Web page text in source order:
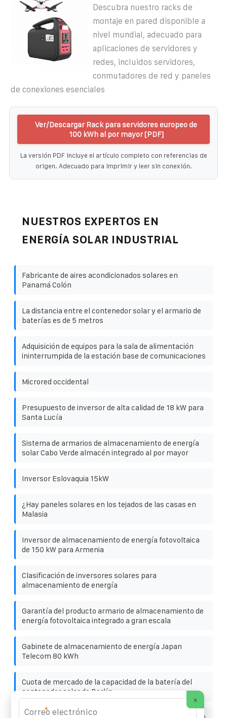
Descubra nuestro racks de
montaje en pared disponible a
nivel mundial, adecuado para
aplicaciones de servidores y
redes, incluidos servidores,
conmutadores de red y paneles
de conexiones esenciales
Ver/Descargar Rack para servidores europeo de
100 kWh al por mayor [PDF]
La versión PDF incluye el artículo completo con referencias de
origen. Adecuado para imprimir y leer sin conexión.
NUESTROS EXPERTOS EN
ENERGÍA SOLAR INDUSTRIAL
Fabricante de aires acondicionados solares en
Panamá Colón
La distancia entre el contenedor solar y el armario de
baterías es de 5 metros
Adquisición de equipos para la sala de alimentación
ininterrumpida de la estación base de comunicaciones
Microred occidental
Presupuesto de inversor de alta calidad de 18 kW para
Santa Lucía
Sistema de armarios de almacenamiento de energía
solar Cabo Verde almacén integrado al por mayor
Inversor Eslovaquia 15kW
¿Hay paneles solares en los tejados de las casas en
Malasia
Inversor de almacenamiento de energía fotovoltaica
de 150 kW para Armenia
Clasificación de inversores solares para
almacenamiento de energía
Garantía del producto armario de almacenamiento de
energía fotovoltaica integrado a gran escala
Gabinete de almacenamiento de energía Japan
Telecom 80 kWh
Cuota de mercado de la capacidad de la batería del
contenedor solar de Berlín
×
*